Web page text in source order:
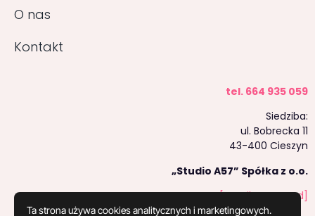
Ta strona używa cookies analitycznych i marketingowych.
O nas
Kontakt
tel. 664 935 059
Siedziba:
ul. Bobrecka 11
43-400 Cieszyn
„Studio A57” Spółka z o.o.
[email protected]